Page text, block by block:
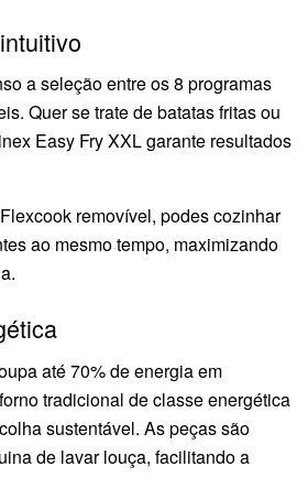
a seleção entre os 8 programas
Quer se trate de batatas fritas ou
Easy Fry XXL garante resultados
removível, podes cozinhar
ao mesmo tempo, maximizando
até 70% de energia em
tradicional de classe energética
sustentável. As peças são
de lavar louça, facilitando a